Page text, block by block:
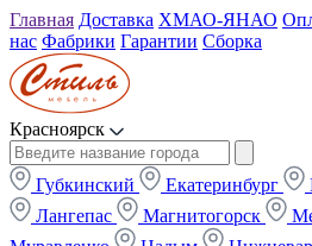
Главная Доставка ХМАО-ЯНАО
нас Фабрики Гарантии Сборка
Красноярск
Губкинский Екатеринбург
Лангепас
Магнитогорск